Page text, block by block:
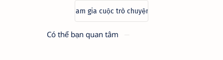
Có thể bạn quan tâm